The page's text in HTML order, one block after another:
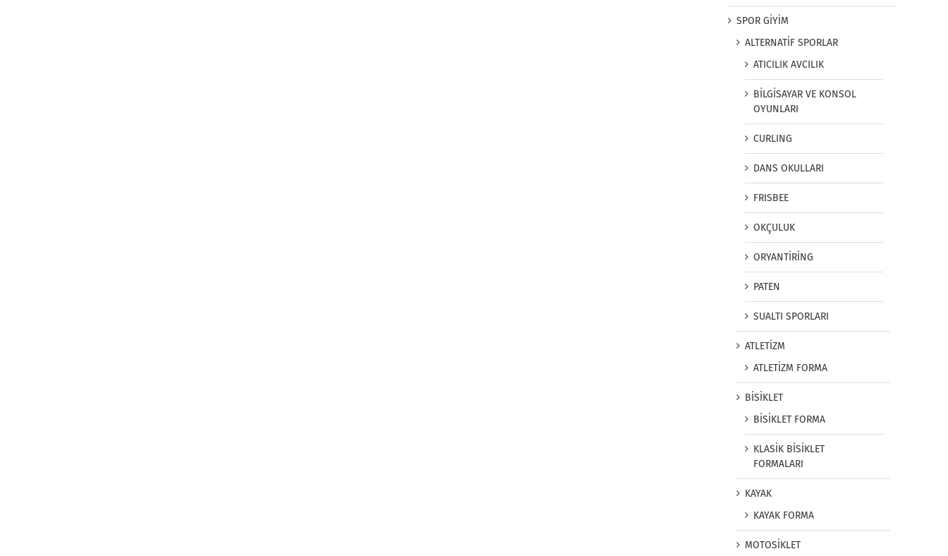
SPOR GİYİM
ALTERNATİF SPORLAR
ATICILIK AVCILIK
BİLGİSAYAR VE KONSOL
OYUNLARI
CURLING
DANS OKULLARI
FRISBEE
OKÇULUK
ORYANTİRİNG
PATEN
SUALTI SPORLARI
ATLETİZM
ATLETİZM FORMA
BİSİKLET
BİSİKLET FORMA
KLASİK BİSİKLET
FORMALARI
KAYAK
KAYAK FORMA
MOTOSİKLET